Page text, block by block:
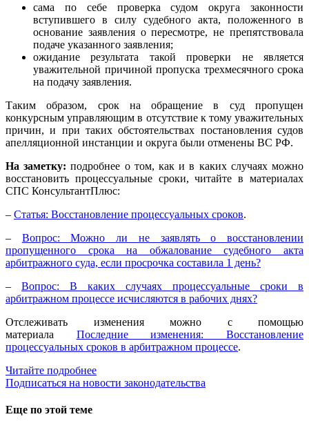
сама по себе проверка судом округа законности
вступившего в силу судебного акта, положенного в
основание заявления о пересмотре, не препятствовала
подаче указанного заявления;
ожидание результата такой проверки не является
уважительной причиной пропуска трехмесячного срока
на подачу заявления.
Таким образом, срок на обращение в суд пропущен
конкурсным управляющим в отсутствие к тому уважительных
причин, и при таких обстоятельствах постановления судов
апелляционной инстанции и округа были отменены ВС РФ.
На заметку: подробнее о том, как и в каких случаях можно
восстановить процессуальные сроки, читайте в материалах
СПС КонсультантПлюс:
– Статья: Восстановление процессуальных сроков.
– Вопрос: Можно ли не заявлять о восстановлении
пропущенного срока на обжалование судебного акта
арбитражного суда, если просрочка составила 1 день?
– Вопрос: В каких случаях процессуальные сроки в
арбитражном процессе исчисляются в рабочих днях?
Отслеживать изменения можно с помощью
материала Последние изменения: Восстановление
процессуальных сроков в арбитражном процессе.
Читайте подробнее
Подписаться на новости законодательства
Еще по этой теме